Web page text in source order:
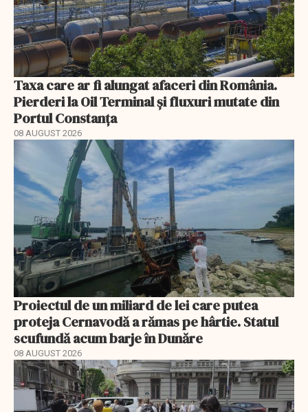
Taxa care ar fi alungat afaceri din România.
Pierderi la Oil Terminal și fluxuri mutate din
Portul Constanța
08 AUGUST 2026
Proiectul de un miliard de lei care putea
proteja Cernavodă a rămas pe hârtie. Statul
scufundă acum barje în Dunăre
08 AUGUST 2026